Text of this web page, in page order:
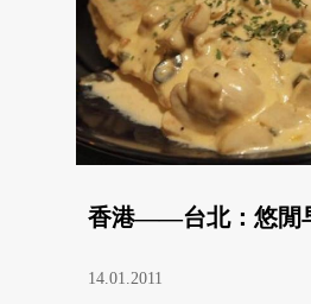
香港——台北：悠閒
14.01.2011